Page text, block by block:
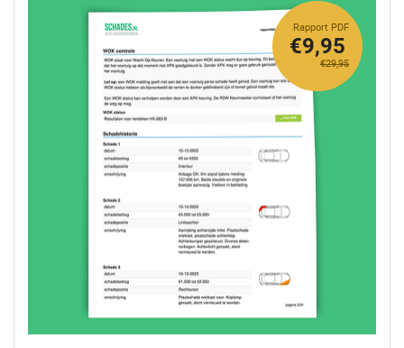
Rapport PDF
€29,95
€9,95